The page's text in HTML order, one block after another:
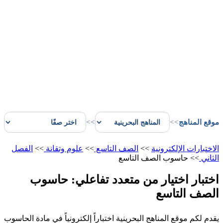
موقع المناهج>>
>>
الاختبارات الإلكترونية >> الصف التاسع >> علوم وتقانة >> الفصل
الثاني >> حاسوب الصف التاسع
اختبار اختيار من متعدد تفاعلي: حاسوب
الصف التاسع
يقدم لكم موقع المناهج البحرينية اختباراً إلكترونياً في مادة الحاسوب